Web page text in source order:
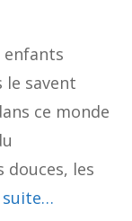
enfants
le savent
ce monde
douces, les
suite…